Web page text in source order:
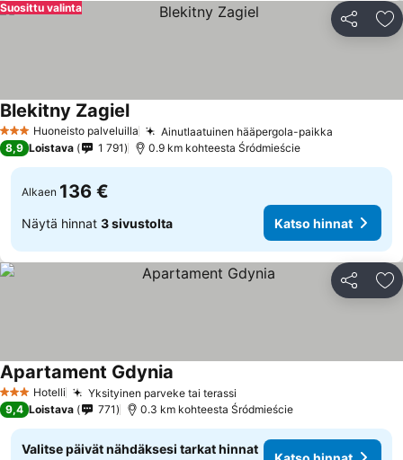
Jaa
Suosittu valinta
3 Tähtiluokitus
Huoneisto palveluilla Ainutlaatuinen hääpergola-paikka
Blekitny ZagielKatso hinnat
8,9 Loistava 1 791 0.9 km kohteesta Śródmieście
Alkaen 136 €
Näytä hinnat 3 sivustolta Katso hinnat
Jaa
3 Tähtiluokitus
Hotelli Yksityinen parveke tai terassi
Apartament Gdynia
9,4 Loistava 771 0.3 km kohteesta Śródmieście
Valitse päivät nähdäksesi tarkat hinnat